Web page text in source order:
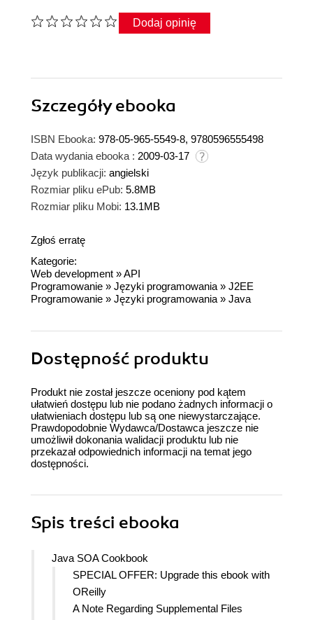
Dodaj opinię
Szczegółyebooka
ISBN Ebooka: 978-05-965-5549-8, 9780596555498
Data wydania ebooka : 2009-03-17
Język publikacji: angielski
Rozmiar pliku ePub: 5.8MB
Rozmiar pliku Mobi: 13.1MB
Zgłoś erratę
Kategorie:
Web development »API
Programowanie » Języki programowania » J2EE
Programowanie » Języki programowania » Java
Dostępność produktu
Produkt nie został jeszcze oceniony pod kątem
ułatwień dostępu lub nie podano żadnych informacji o
ułatwieniach dostępu lub są one niewystarczające.
Prawdopodobnie Wydawca/Dostawca jeszcze nie
umożliwił dokonania walidacji produktu lub nie
przekazał odpowiednich informacji na temat jego
dostępności.
Spis treści ebooka
Java SOA Cookbook
SPECIAL OFFER: Upgrade this ebook with
OReilly
A Note Regarding Supplemental Files